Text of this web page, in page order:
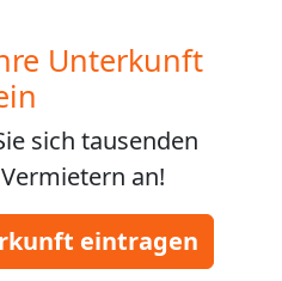
Unterkunft
sich tausenden
an!
eintragen